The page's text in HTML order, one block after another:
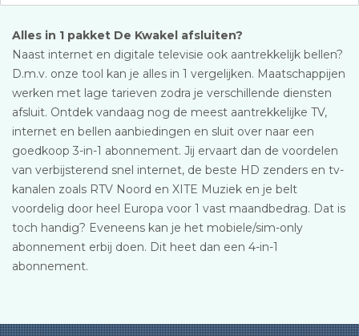
Alles in 1 pakket De Kwakel afsluiten?
Naast internet en digitale televisie ook aantrekkelijk bellen?
D.m.v. onze tool kan je alles in 1 vergelijken. Maatschappijen
werken met lage tarieven zodra je verschillende diensten
afsluit. Ontdek vandaag nog de meest aantrekkelijke TV,
internet en bellen aanbiedingen en sluit over naar een
goedkoop 3-in-1 abonnement. Jij ervaart dan de voordelen
van verbijsterend snel internet, de beste HD zenders en tv-
kanalen zoals RTV Noord en XITE Muziek en je belt
voordelig door heel Europa voor 1 vast maandbedrag. Dat is
toch handig? Eveneens kan je het mobiele/sim-only
abonnement erbij doen. Dit heet dan een 4-in-1
abonnement.